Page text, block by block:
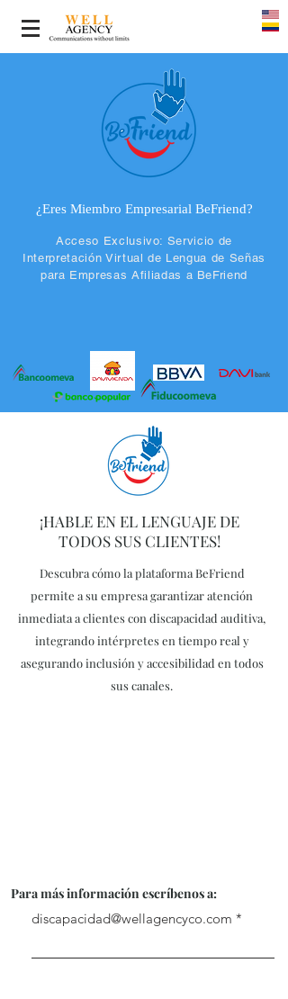
¿Eres Miembro Empresarial BeFriend?
Acceso Exclusivo: Servicio de
Interpretación Virtual de Lengua de Señas
para Empresas Afiliadas a BeFriend
¡HABLE EN EL LENGUAJE DE
TODOS SUS CLIENTES!
Descubra cómo la plataforma BeFriend
permite a su empresa garantizar atención
inmediata a clientes con discapacidad auditiva,
integrando intérpretes en tiempo real y
asegurando inclusión y accesibilidad en todos
sus canales.
Para más información escríbenos a:
discapacidad@wellagencyco.com